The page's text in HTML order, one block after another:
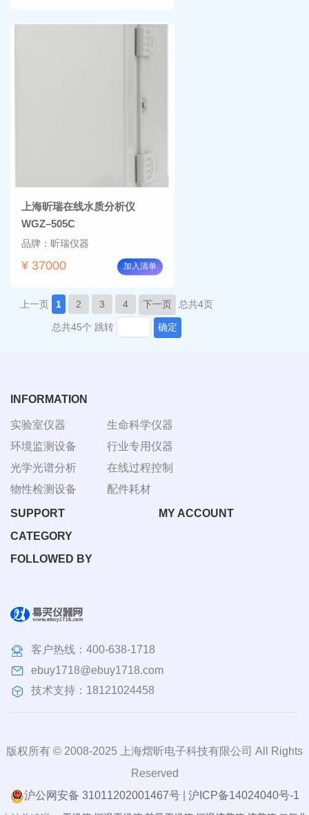
上海昕瑞在线水质分析仪
WGZ–505C
品牌：昕瑞仪器
¥ 37000 加入清单
上一页 1 2 3 4 下一页 总共4页
总共45个 跳转 确定
INFORMATION
实验室仪器
环境监测设备
光学光谱分析
物性检测设备
生命科学仪器
行业专用仪器
在线过程控制
配件耗材
SUPPORT
MY ACCOUNT
CATEGORY
FOLLOWED BY
客户热线： 400-638-1718
ebuy1718@ebuy1718.com
技术支持：18121024458
版权所有 © 2008-2025 上海熠昕电子科技有限公司 All Rights
Reserved
沪公网安备 31011202001467号| 沪ICP备14024040号-1